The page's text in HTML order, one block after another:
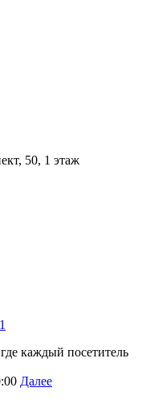
50, 1 этаж
каждый посетитель
Далее